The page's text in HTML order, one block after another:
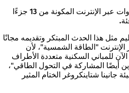
يختتم هذا الحدث سلسلة الندوات عبر الإنترنت المكونة من 13 جزءًا
مثل هذا الحدث المبتكر وتقديمه مجانًا
"الطاقة الشمسية"، لأن
للمباني السكنية متعددة الأطراف
أيضًا المشاركة في التحول الطاقي"،
شتاينكروغر الختام المثير